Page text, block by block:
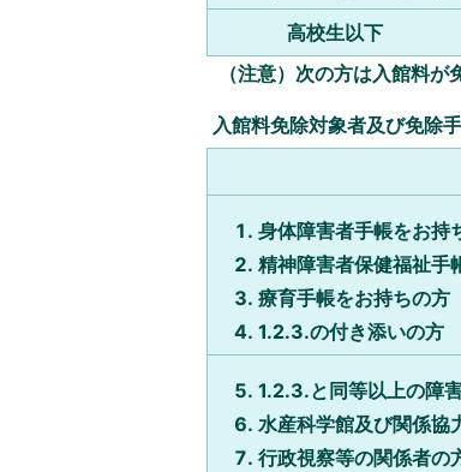
高校生以下
（注意）次の方は入館料が
入館料免除対象者及び免除
身体障害者手帳をお持
精神障害者保健福祉手
療育手帳をお持ちの方
1.2.3.の付き添いの方
1.2.3.と同等以上の障
水産科学館及び関係協
行政視察等の関係者の